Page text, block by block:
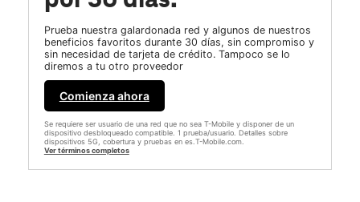
Prueba nuestra galardonada red y algunos de nuestros
beneficios favoritos durante 30 días, sin compromiso y
sin necesidad de tarjeta de crédito. Tampoco se lo
diremos a tu otro proveedor
Comienza ahora
Se requiere ser usuario de una red que no sea T-Mobile y disponer de un
dispositivo desbloqueado compatible. 1 prueba/usuario. Detalles sobre
dispositivos 5G, cobertura y pruebas en es.T-Mobile.com.
Ver términos completos